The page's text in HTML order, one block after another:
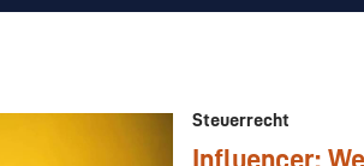
Steuerrecht
Influencer: